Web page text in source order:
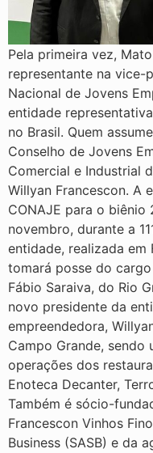
Pela primeira vez,
representante na vice-
Nacional de Jovens
entidade
no Brasil. Quem
Conselho de Jovens
Comercial e Industrial
Willyan Francescon. A
CONAJE para o
novembro, durante a
entidade, realizada em
tomará posse do
Fábio Saraiva, do Rio
novo presidente da
empreendedora,
Campo Grande, sendo
operações dos
Enoteca Decanter,
Também é sócio-
Francescon Vinhos
Business (SASB) e da